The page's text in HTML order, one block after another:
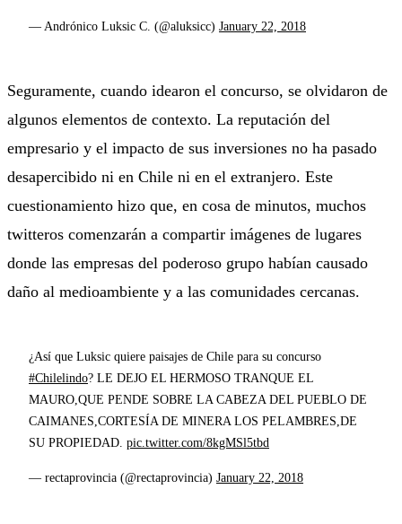
— Andrónico Luksic C. (@aluksicc) January 22, 2018
Seguramente, cuando idearon el concurso, se olvidaron de
algunos elementos de contexto. La reputación del
empresario y el impacto de sus inversiones no ha pasado
desapercibido ni en Chile ni en el extranjero. Este
cuestionamiento hizo que, en cosa de minutos, muchos
twitteros comenzarán a compartir imágenes de lugares
donde las empresas del poderoso grupo habían causado
daño al medioambiente y a las comunidades cercanas.
¿Así que Luksic quiere paisajes de Chile para su concurso
#Chilelindo? LE DEJO EL HERMOSO TRANQUE EL
MAURO,QUE PENDE SOBRE LA CABEZA DEL PUEBLO DE
CAIMANES,CORTESÍA DE MINERA LOS PELAMBRES,DE
SU PROPIEDAD. pic.twitter.com/8kgMSl5tbd
— rectaprovincia (@rectaprovincia) January 22, 2018